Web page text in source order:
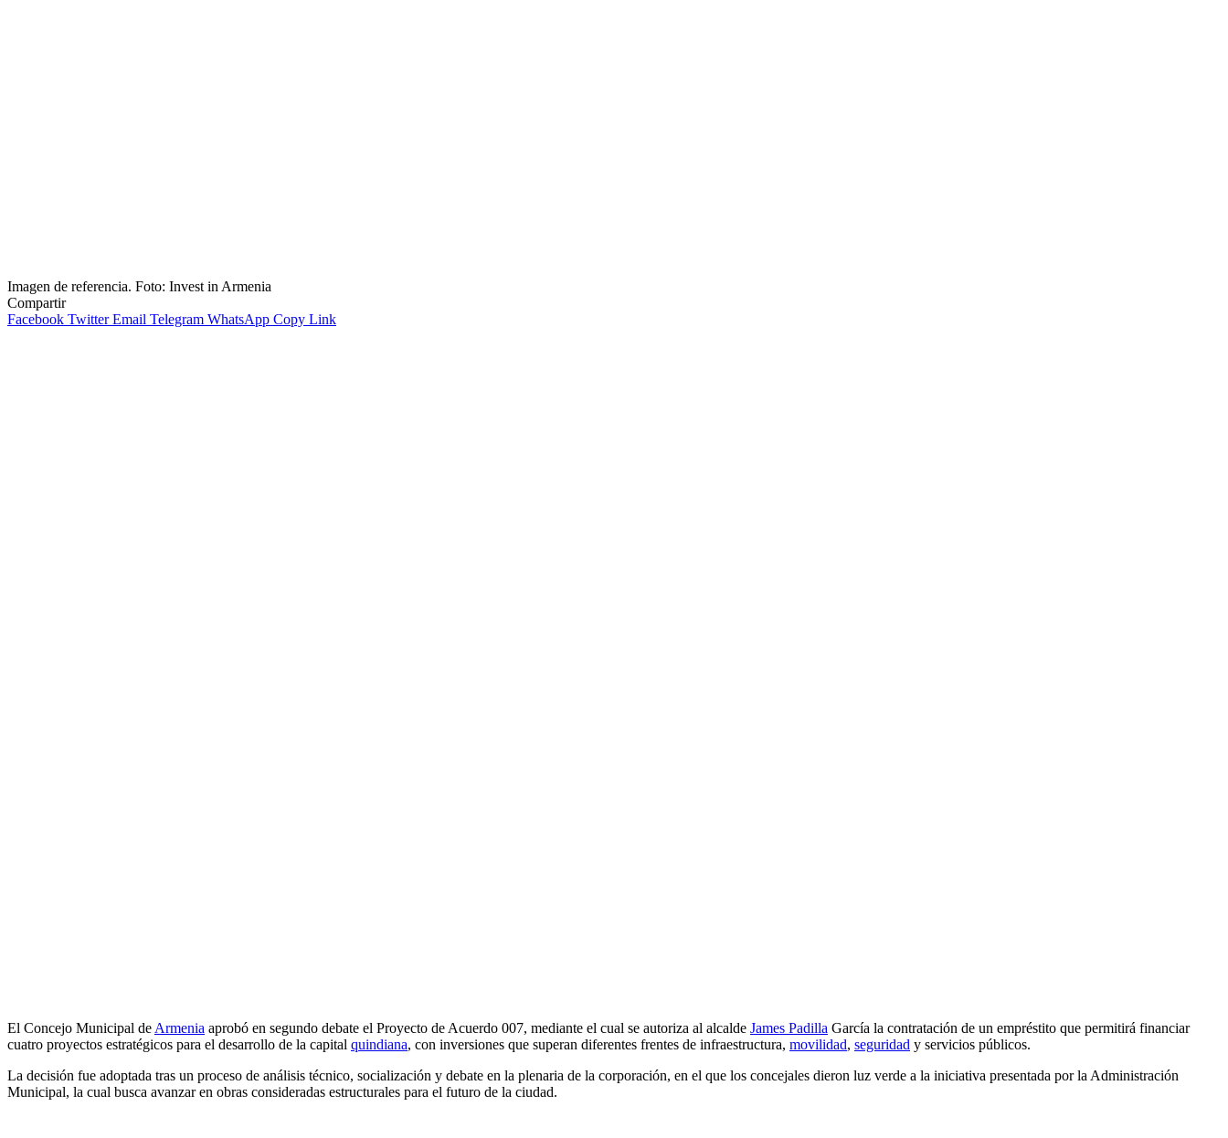
Imagen de referencia. Foto: Invest in Armenia
Compartir
Facebook Twitter Email Telegram WhatsApp Copy Link
El Concejo Municipal de Armenia aprobó en segundo debate el Proyecto de Acuerdo 007, mediante el cual se autoriza al alcalde James Padilla García la contratación de un empréstito que permitirá financiar
cuatro proyectos estratégicos para el desarrollo de la capital quindiana, con inversiones que superan diferentes frentes de infraestructura, movilidad, seguridad y servicios públicos.
La decisión fue adoptada tras un proceso de análisis técnico, socialización y debate en la plenaria de la corporación, en el que los concejales dieron luz verde a la iniciativa presentada por la Administración
Municipal, la cual busca avanzar en obras consideradas estructurales para el futuro de la ciudad.